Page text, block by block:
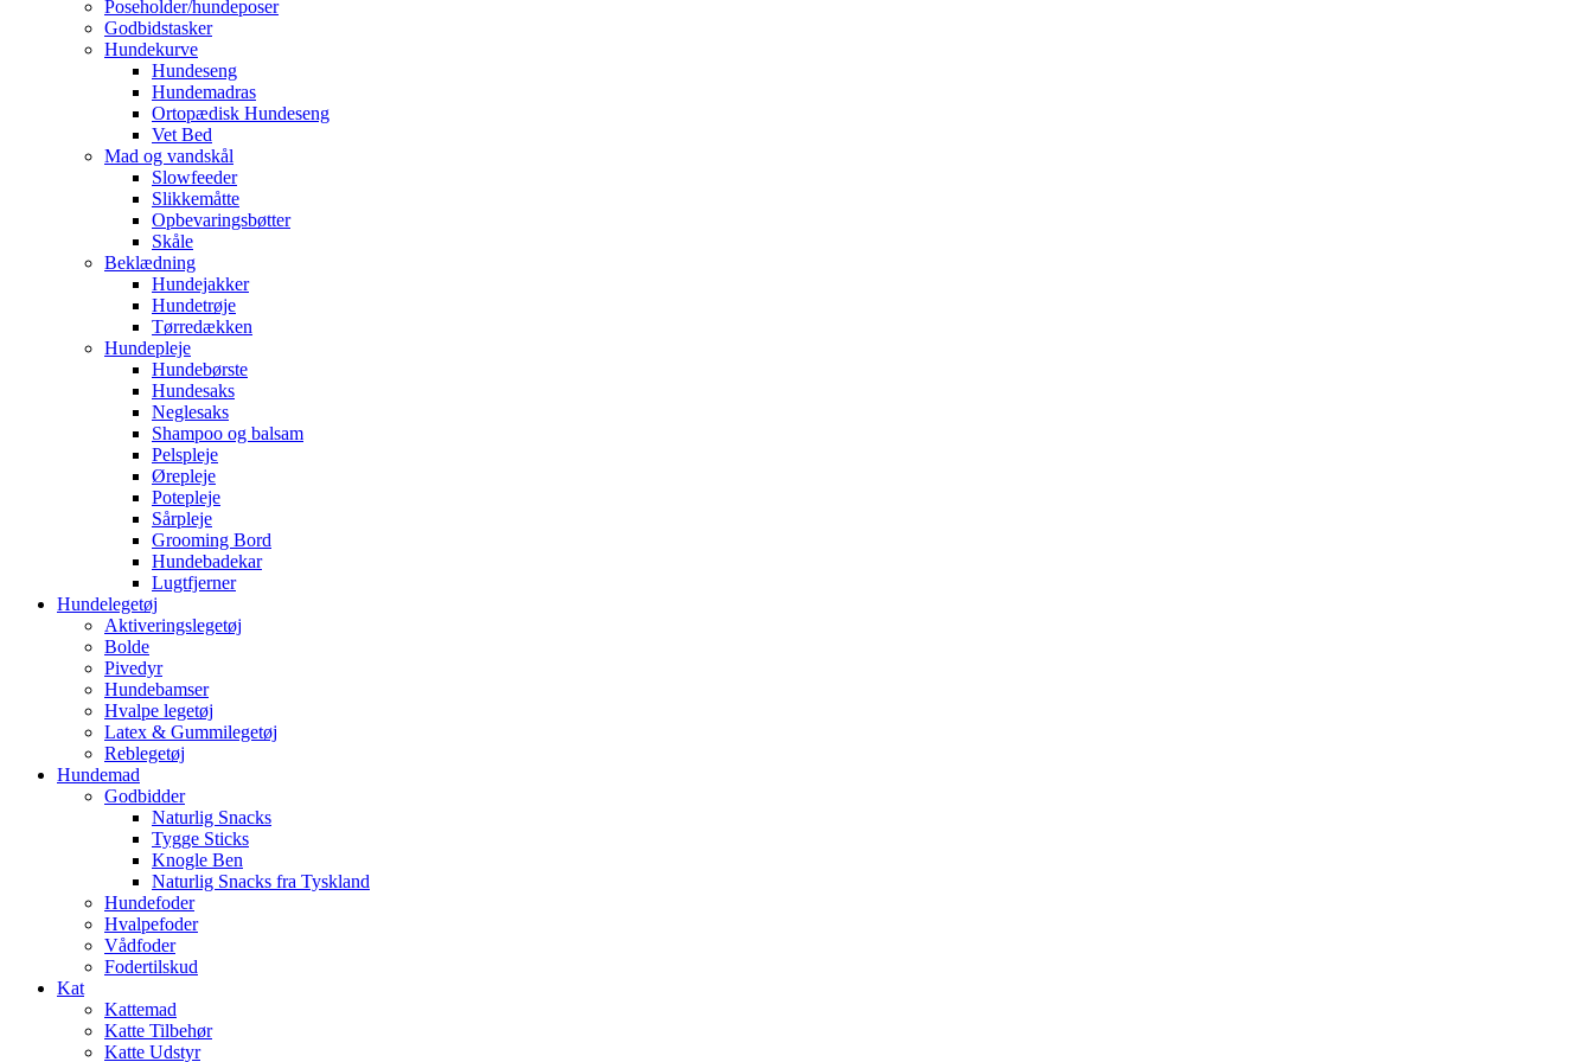
Poseholder/hundeposer
Godbidstasker
Hundekurve
Hundeseng
Hundemadras
Ortopædisk Hundeseng
Vet Bed
Mad og vandskål
Slowfeeder
Slikkemåtte
Opbevaringsbøtter
Skåle
Beklædning
Hundejakker
Hundetrøje
Tørredækken
Hundepleje
Hundebørste
Hundesaks
Neglesaks
Shampoo og balsam
Pelspleje
Ørepleje
Potepleje
Sårpleje
Grooming Bord
Hundebadekar
Lugtfjerner
Hundelegetøj
Aktiveringslegetøj
Bolde
Pivedyr
Hundebamser
Hvalpe legetøj
Latex & Gummilegetøj
Reblegetøj
Hundemad
Godbidder
Naturlig Snacks
Tygge Sticks
Knogle Ben
Naturlig Snacks fra Tyskland
Hundefoder
Hvalpefoder
Vådfoder
Fodertilskud
Kat
Kattemad
Katte Tilbehør
Katte Udstyr